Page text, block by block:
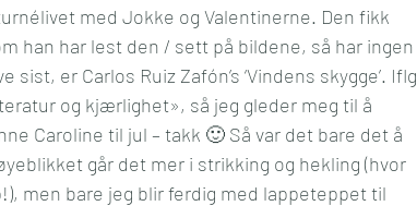
med Jokke og Valentinerne. Den fikk
han har lest den / sett på bildene, så har ingen
er Carlos Ruiz Zafón’s ‘Vindens skygge’. Iflg
og kjærlighet», så jeg gleder meg til å
Caroline til jul – takk 🙂 Så var det bare det å
går det mer i strikking og hekling (hvor
men bare jeg blir ferdig med lappeteppet til